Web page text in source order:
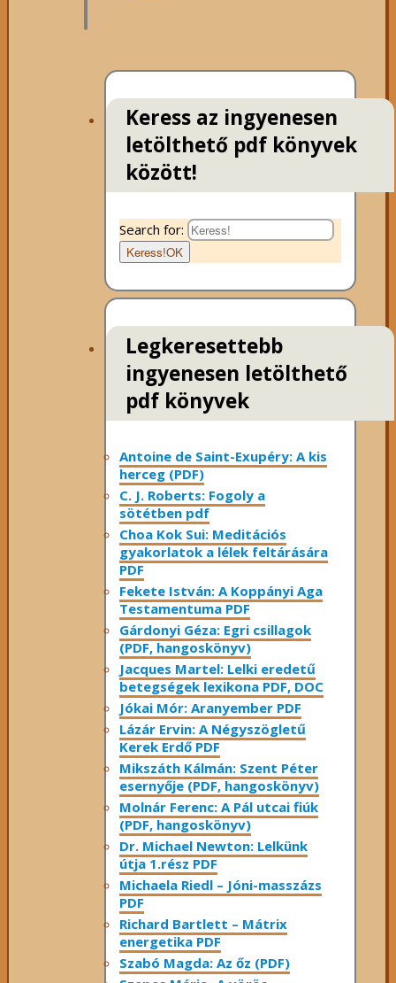
Keress az ingyenesen
letölthető pdf könyvek
között!
Search for:
Keress!OK
Legkeresettebb
ingyenesen letölthető
pdf könyvek
Antoine de Saint-Exupéry: A kis
herceg (PDF)
C. J. Roberts: Fogoly a
sötétben pdf
Choa Kok Sui: Meditációs
gyakorlatok a lélek feltárására
PDF
Fekete István: A Koppányi Aga
Testamentuma PDF
Gárdonyi Géza: Egri csillagok
(PDF, hangoskönyv)
Jacques Martel: Lelki eredetű
betegségek lexikona PDF, DOC
Jókai Mór: Aranyember PDF
Lázár Ervin: A Négyszögletű
Kerek Erdő PDF
Mikszáth Kálmán: Szent Péter
esernyője (PDF, hangoskönyv)
Molnár Ferenc: A Pál utcai fiúk
(PDF, hangoskönyv)
Dr. Michael Newton: Lelkünk
útja 1.rész PDF
Michaela Riedl – Jóni-masszázs
PDF
Richard Bartlett – Mátrix
energetika PDF
Szabó Magda: Az őz (PDF)